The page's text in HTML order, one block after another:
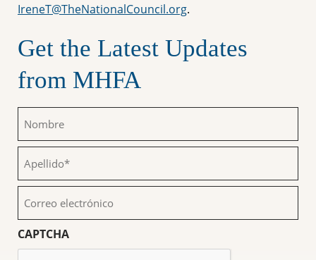
IreneT@TheNationalCouncil.org.
Get the Latest Updates
from MHFA
(Obligatorio)
electrónico
(Obligatorio)
CAPTCHA